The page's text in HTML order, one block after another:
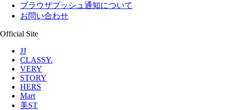
ブラウザプッシュ通知について
お問い合わせ
Official Site
JJ
CLASSY.
VERY
STORY
HERS
Mart
美ST